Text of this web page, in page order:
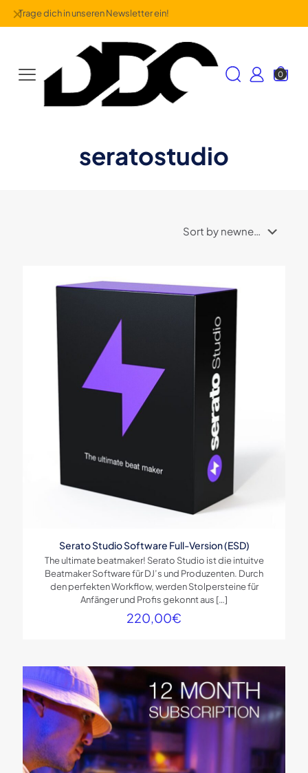
Trage dich in unseren Newsletter ein!
✕
0
seratostudio
Serato Studio Software Full-Version (ESD)
The ultimate beatmaker! Serato Studio ist die intuitve
Beatmaker Software für DJ’s und Produzenten. Durch
den perfekten Workflow, werden Stolpersteine für
Anfänger und Profis gekonnt aus […]
220,00€